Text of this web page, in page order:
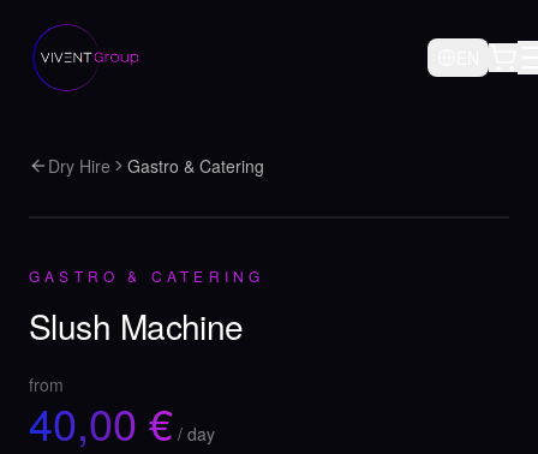
Dry Hire Gastro & Catering
GASTRO & CATERING
Slush Machine
from
40,00 € / day